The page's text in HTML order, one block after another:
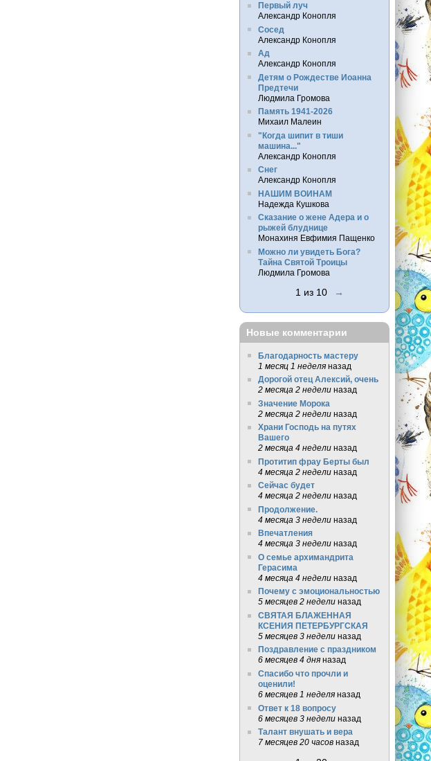
Первый луч
Александр Конопля
Сосед
Александр Конопля
Ад
Александр Конопля
Детям о Рождестве Иоанна
Предтечи
Людмила Громова
Память 1941-2026
Михаил Малеин
"Когда шипит в тиши
машина..."
Александр Конопля
Снег
Александр Конопля
НАШИМ ВОИНАМ
Надежда Кушкова
Сказание о жене Адера и о
рыжей блуднице
Монахиня Евфимия Пащенко
Можно ли увидеть Бога?
Тайна Святой Троицы
Людмила Громова
1 из 10 →
Новые комментарии
Благодарность мастеру
1 месяц 1 неделяназад
Дорогой отец Алексий, очень
2 месяца 2 неделиназад
Значение Морока
2 месяца 2 неделиназад
Храни Господь на путях
Вашего
2 месяца 4 неделиназад
Протитип фрау Берты был
4 месяца 2 неделиназад
Сейчас будет
4 месяца 2 неделиназад
Продолжение.
4 месяца 3 неделиназад
Впечатления
4 месяца 3 неделиназад
О семье архимандрита
Герасима
4 месяца 4 неделиназад
Почему с эмоциональностью
5 месяцев 2 неделиназад
СВЯТАЯ БЛАЖЕННАЯ
КСЕНИЯ ПЕТЕРБУРГСКАЯ
5 месяцев 3 неделиназад
Поздравление с праздником
6 месяцев 4 дняназад
Спасибо что прочли и
оценили!
6 месяцев 1 неделяназад
Ответ к 18 вопросу
6 месяцев 3 неделиназад
Талант внушать и вера
7 месяцев 20 часовназад